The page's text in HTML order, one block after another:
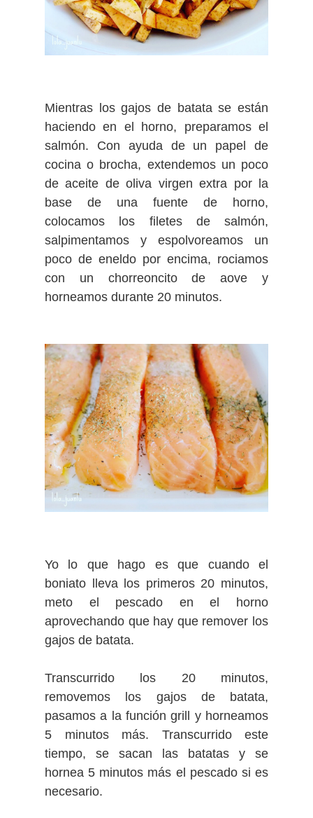
Mientras los gajos de batata se están
haciendo en el horno, preparamos el
salmón. Con ayuda de un papel de
cocina o brocha, extendemos un poco
de aceite de oliva virgen extra por la
base de una fuente de horno,
colocamos los filetes de salmón,
salpimentamos y espolvoreamos un
poco de eneldo por encima, rociamos
con un chorreoncito de aove y
horneamos durante 20 minutos.
Yo lo que hago es que cuando el
boniato lleva los primeros 20 minutos,
meto el pescado en el horno
aprovechando que hay que remover los
gajos de batata.
Transcurrido los 20 minutos,
removemos los gajos de batata,
pasamos a la función grill y horneamos
5 minutos más. Transcurrido este
tiempo, se sacan las batatas y se
hornea 5 minutos más el pescado si es
necesario.